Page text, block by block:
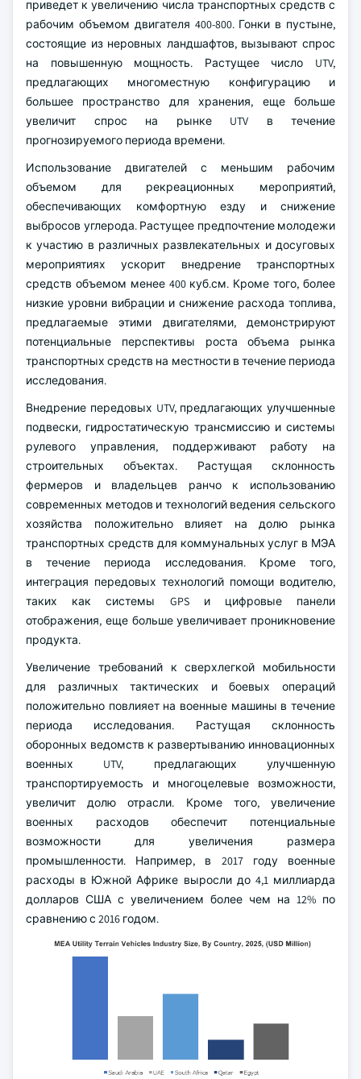
приведет к увеличению числа транспортных средств с
рабочим объемом двигателя 400-800. Гонки в пустыне,
состоящие из неровных ландшафтов, вызывают спрос
на повышенную мощность. Растущее число UTV,
предлагающих многоместную конфигурацию и
большее пространство для хранения, еще больше
увеличит спрос на рынке UTV в течение
прогнозируемого периода времени.
Использование двигателей с меньшим рабочим
объемом для рекреационных мероприятий,
обеспечивающих комфортную езду и снижение
выбросов углерода. Растущее предпочтение молодежи
к участию в различных развлекательных и досуговых
мероприятиях ускорит внедрение транспортных
средств объемом менее 400 куб.см. Кроме того, более
низкие уровни вибрации и снижение расхода топлива,
предлагаемые этими двигателями, демонстрируют
потенциальные перспективы роста объема рынка
транспортных средств на местности в течение периода
исследования.
Внедрение передовых UTV, предлагающих улучшенные
подвески, гидростатическую трансмиссию и системы
рулевого управления, поддерживают работу на
строительных объектах. Растущая склонность
фермеров и владельцев ранчо к использованию
современных методов и технологий ведения сельского
хозяйства положительно влияет на долю рынка
транспортных средств для коммунальных услуг в МЭА
в течение периода исследования. Кроме того,
интеграция передовых технологий помощи водителю,
таких как системы GPS и цифровые панели
отображения, еще больше увеличивает проникновение
продукта.
Увеличение требований к сверхлегкой мобильности
для различных тактических и боевых операций
положительно повлияет на военные машины в течение
периода исследования. Растущая склонность
оборонных ведомств к развертыванию инновационных
военных UTV, предлагающих улучшенную
транспортируемость и многоцелевые возможности,
увеличит долю отрасли. Кроме того, увеличение
военных расходов обеспечит потенциальные
возможности для увеличения размера
промышленности. Например, в 2017 году военные
расходы в Южной Африке выросли до 4,1 миллиарда
долларов США с увеличением более чем на 12% по
сравнению с 2016 годом.